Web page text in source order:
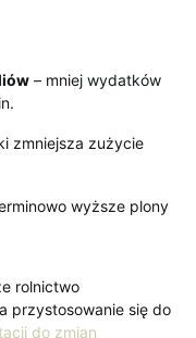
– mniej wydatków
zmniejsza zużycie
wyższe plony
rolnictwo
przystosowanie się do
do zmian